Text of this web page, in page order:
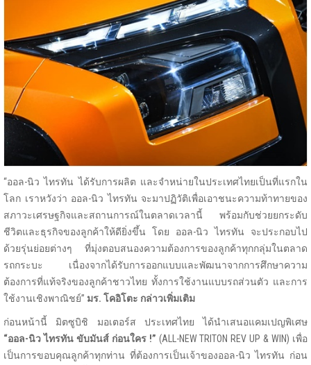
“ออล-นิว ไทรทัน ได้รับการผลิต และจำหน่ายในประเทศไทยเป็นที่แรกใน
โลก เราหวังว่า ออล-นิว ไทรทัน จะมาปฏิวัติเพื่อเอาชนะความท้าทายของ
สภาวะเศรษฐกิจและสถานการณ์ในตลาดเวลานี้ พร้อมกับช่วยยกระดับ
ชีวิตและธุรกิจของลูกค้าให้ดียิ่งขึ้น โดย ออล-นิว ไทรทัน จะประกอบไป
ด้วยรุ่นย่อยต่างๆ ที่มุ่งตอบสนองความต้องการของลูกค้าทุกกลุ่มในตลาด
รถกระบะ เนื่องจากได้รับการออกแบบและพัฒนาจากการศึกษาความ
ต้องการที่แท้จริงของลูกค้าชาวไทย ทั้งการใช้งานแบบรถส่วนตัว และการ
ใช้งานเชิงพาณิชย์” มร. โคอิโตะ กล่าวเพิ่มเติม
ก่อนหน้านี้ มิตซูบิชิ มอเตอร์ส ประเทศไทย ได้นำเสนอแคมเปญพิเศษ
“ออล-นิว ไทรทัน ขับมันส์ ก่อนใคร !” (ALL-NEW TRITON REV UP & WIN) เพื่อ
เป็นการขอบคุณลูกค้าทุกท่าน ที่ต้องการเป็นเจ้าของออล-นิว ไทรทัน ก่อน